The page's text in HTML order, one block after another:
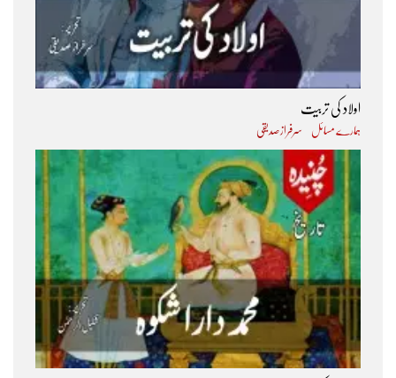
اولاد کی تربیت
ہمارے مسائل سرفراز صدیقی